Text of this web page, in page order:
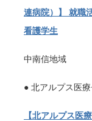
連病院）】 就職
看護学生
中南信地域
● 北アルプス医
【北アルプス医